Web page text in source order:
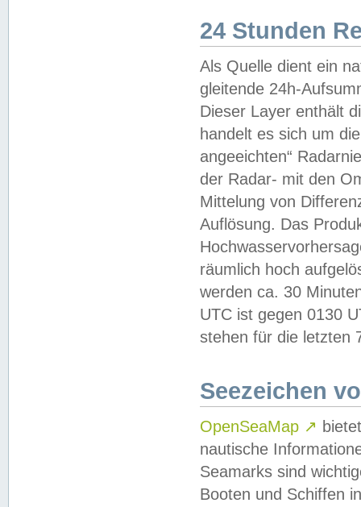
24 Stunden
Als Quelle dient ein
gleitende 24h-
Dieser Layer enthält
handelt es sich um
angeeichten“
der Radar- mit den
Mittelung von
Auflösung. Das
räumlich hoch
werden ca. 30
UTC ist gegen 0130
stehen für die letzten
Seezeichen
OpenSeaMap ↗
nautische
Seamarks sind
Booten und Schiffen